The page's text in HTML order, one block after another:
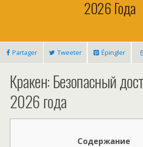
2026 Года
Partager Tweeter Épingler
Кракен: Безопасный
2026 года
Содержание